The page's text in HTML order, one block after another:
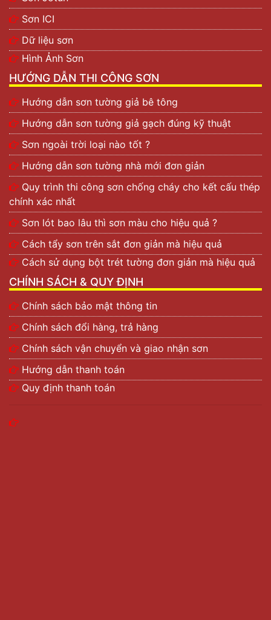
Sơn ICI
Dữ liệu sơn
Hình Ảnh Sơn
HƯỚNG DẪN THI CÔNG SƠN
Hướng dẫn sơn tường giả bê tông
Hướng dẫn sơn tường giả gạch đúng kỹ thuật
Sơn ngoài trời loại nào tốt ?
Hướng dẫn sơn tường nhà mới đơn giản
Quy trình thi công sơn chống cháy cho kết cấu thép
chính xác nhất
Sơn lót bao lâu thì sơn màu cho hiệu quả ?
Cách tẩy sơn trên sắt đơn giản mà hiệu quả
Cách sử dụng bột trét tường đơn giản mà hiệu quả
CHÍNH SÁCH & QUY ĐỊNH
Chính sách bảo mật thông tin
Chính sách đổi hàng, trả hàng
Chính sách vận chuyển và giao nhận sơn
Hướng dẫn thanh toán
Quy định thanh toán